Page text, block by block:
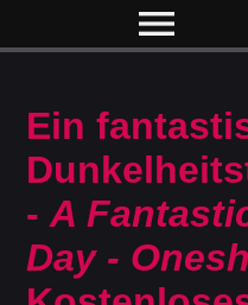
menu
Ein
-A
Day -